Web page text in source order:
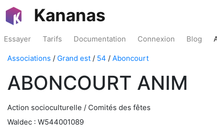
Kananas
Essayer Tarifs Documentation Connexion Blog
Associations / Grand est / 54 / Aboncourt
ABONCOURT ANIM
Action socioculturelle / Comités des fêtes
Waldec : W544001089